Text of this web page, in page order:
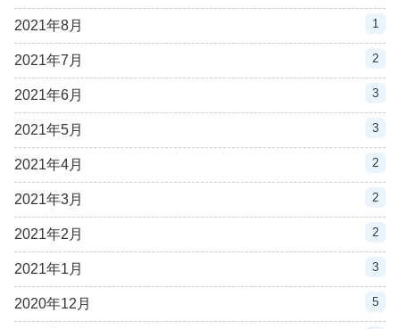
2021年8月 1
2021年7月 2
2021年6月 3
2021年5月 3
2021年4月 2
2021年3月 2
2021年2月 2
2021年1月 3
2020年12月 5